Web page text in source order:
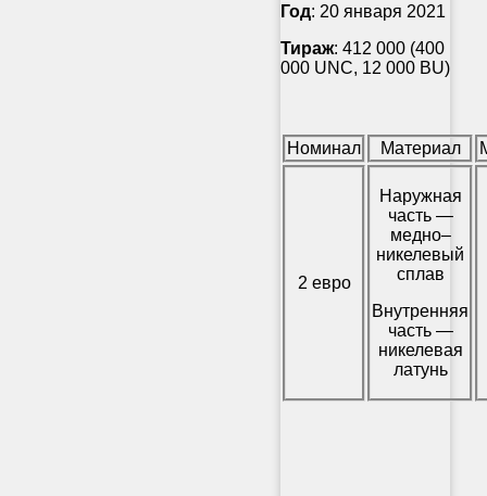
Год: 20 января 2021
Тираж: 412 000 (400
000 UNC, 12 000 BU)
Номинал Материал
2 евро
Наружная
часть —
медно–
никелевый
сплав
Внутренняя
часть —
никелевая
латунь